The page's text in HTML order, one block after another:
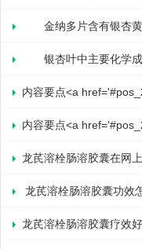
救心丸为纯天然珍貴动植
冠心病、心绞痛、心功能
尤其是品质高端的天然牛
切疗效。<br
金纳多片含有银杏黄
有效成分，具有活血化瘀
皮功能，扩张血管，解
纳多片的注意事项： 1
银杏叶中主要化学成
质，后者中的银杏内酯B
因子（PAF）拮抗剂。
用：
内容要点<a
哪些</a><a
</a><
内容要点<a
产的</a><a
老字号企业</a></dd
龙芪溶栓肠溶胶囊在网
龙芪溶栓肠溶胶囊功效
龙芪溶栓肠溶胶囊疗效